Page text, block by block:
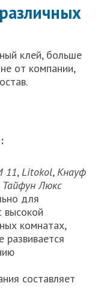
клей, больше
от компании,
11,Litokol,Кнауф
Тайфун Люкс
для
высокой
комнатах,
развивается
составляет